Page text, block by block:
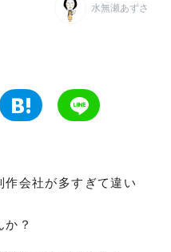
水無瀬あずさ
作会社が多すぎて違い
？